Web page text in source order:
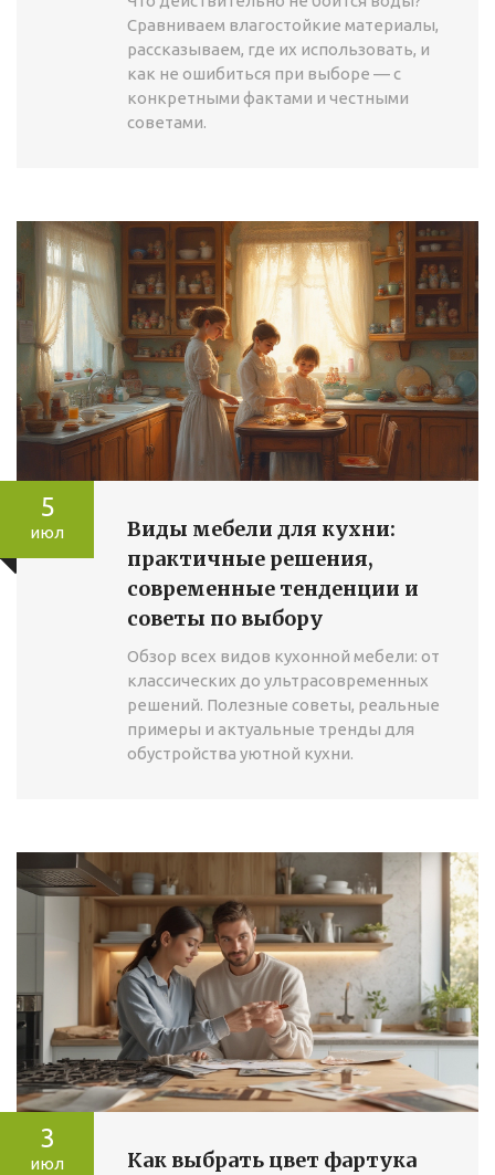
Сравниваем влагостойкие материалы,
рассказываем, где их использовать, и
как не ошибиться при выборе — с
конкретными фактами и честными
советами.
5
июл
Виды мебели для кухни:
практичные решения,
современные тенденции и
советы по выбору
Обзор всех видов кухонной мебели: от
классических до ультрасовременных
решений. Полезные советы, реальные
примеры и актуальные тренды для
обустройства уютной кухни.
3
июл
Как выбрать цвет фартука